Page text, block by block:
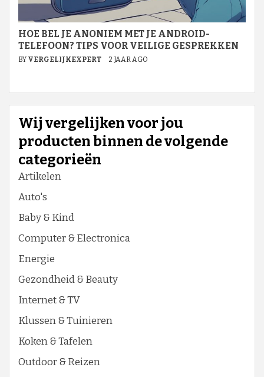
HOE BEL JE ANONIEM MET JE ANDROID-
TELEFOON? TIPS VOOR VEILIGE GESPREKKEN
BY VERGELIJKEXPERT 2 JAAR AGO
Wij vergelijken voor jou
producten binnen de volgende
categorieën
Artikelen
Auto's
Baby & Kind
Computer & Electronica
Energie
Gezondheid & Beauty
Internet & TV
Klussen & Tuinieren
Koken & Tafelen
Outdoor & Reizen